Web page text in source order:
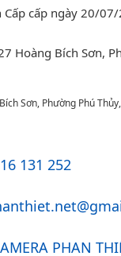
Cấp cấp ngày 20/
Hoàng Bích Sơn,
Sơn, Phường Phú
131 252
PHAN